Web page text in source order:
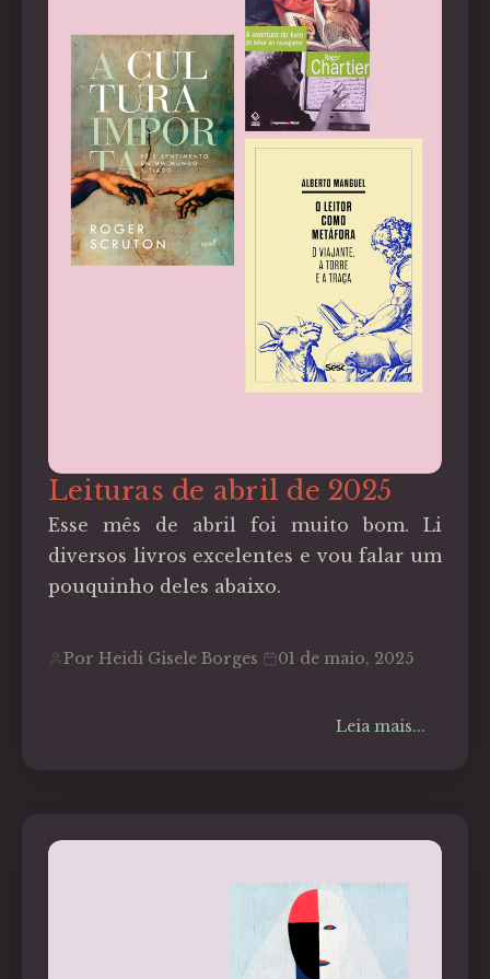
Leituras de abril de 2025
Esse mês de abril foi muito bom. Li
diversos livros excelentes e vou falar um
pouquinho deles abaixo.
Por Heidi Gisele Borges 01 de maio, 2025
Leia mais...